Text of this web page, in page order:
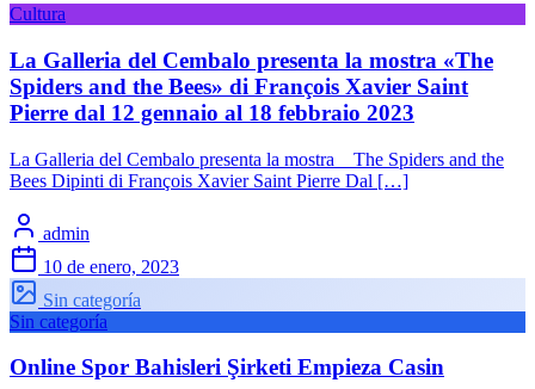
Cultura
La Galleria del Cembalo presenta la mostra «The
Spiders and the Bees» di François Xavier Saint
Pierre dal 12 gennaio al 18 febbraio 2023
La Galleria del Cembalo presenta la mostra The Spiders and the
Bees Dipinti di François Xavier Saint Pierre Dal […]
admin
10 de enero, 2023
Sin categoría
Sin categoría
Online Spor Bahisleri Şirketi Empieza Casin